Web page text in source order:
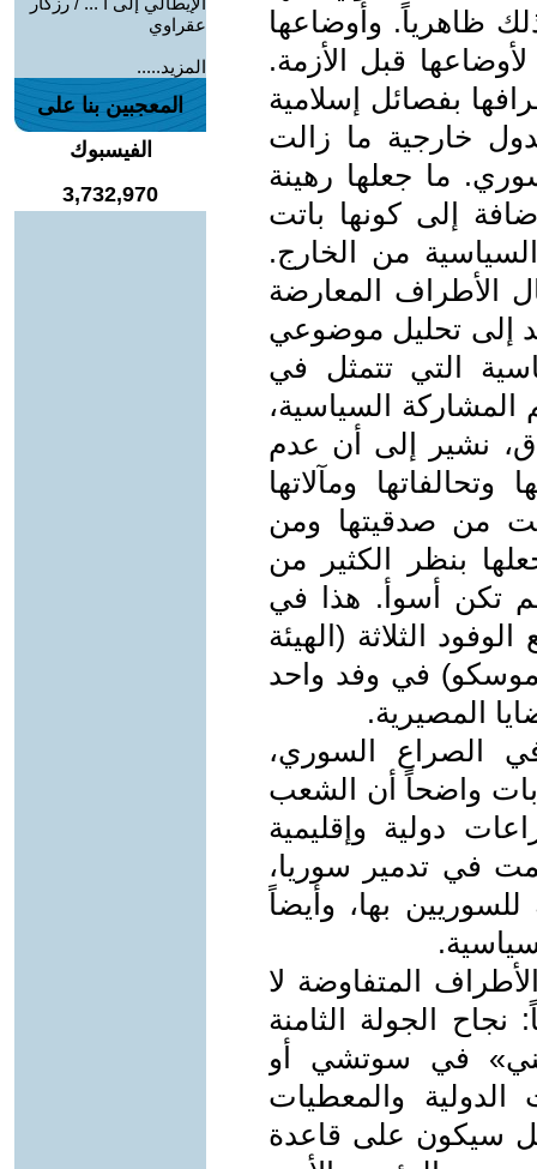
ظاهرياً. وأوضاعها
لأوضاعها قبل الأزمة.
بفصائل إسلامية
خارجية ما زالت
ما جعلها رهينة
إلى كونها باتت
من الخارج.
الأطراف المعارضة
إلى تحليل موضوعي
التي تتمثل في
المشاركة السياسية،
نشير إلى أن عدم
ومآلاتها
من صدقيتها ومن
بنظر الكثير من
تكن أسوأ. هذا في
الثلاثة (الهيئة
في وفد واحد
المصيرية.
الصراع السوري،
بات واضحاً أن الشعب
دولية وإقليمية
في تدمير سوريا،
بها، وأيضاً
المتفاوضة لا
نجاح الجولة الثامنة
في سوتشي أو
الدولية والمعطيات
سيكون على قاعدة
عقراوي
المزيد.....
المعجبين بنا على
الفيسبوك
3,732,970